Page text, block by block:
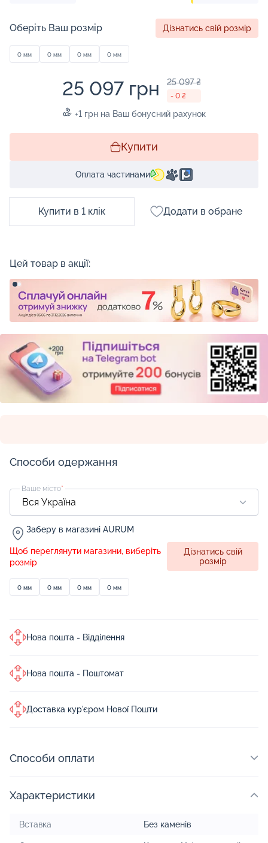
Оберіть Ваш розмір Дізнатись свій розмір
0 мм 0 мм 0 мм 0 мм
25 097 грн 25 097 ₴
- 0 ₴
+1 грн на Ваш бонусний рахунок
Купити
Оплата частинами
Купити в 1 клік Додати в обране
Цей товар в акції:
Способи одержання
Ваше місто*
Заберу в магазині AURUM
Щоб переглянути магазини, виберіть
розмір
Дізнатись свій
розмір
0 мм 0 мм 0 мм 0 мм
Нова пошта - Відділення
Нова пошта - Поштомат
Доставка кур'єром Нової Пошти
Способи оплати
Характеристики
Вставка Без каменів